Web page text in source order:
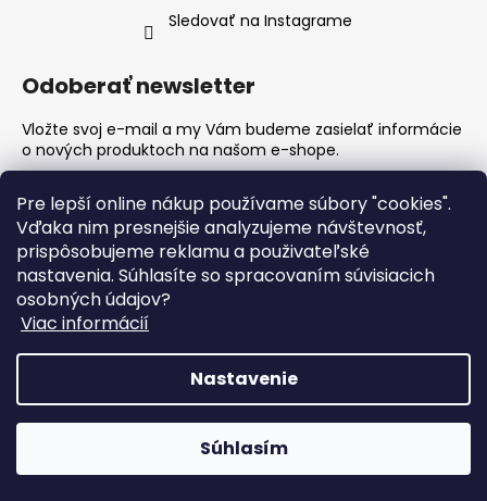
Pre lepší online nákup používame súbory "cookies".
Vďaka nim presnejšie analyzujeme návštevnosť,
prispôsobujeme reklamu a použivateľské
nastavenia. Súhlasíte so spracovaním súvisiacich
osobných údajov?
Viac informácií
Nastavenie
Súhlasím
🔥DOPRAVA ZADARMO 🚚 Na všetky nástenné hodiny alebo
Sledovať na Instagrame
Odoberať newsletter
Vložte svoj e-mail a my Vám budeme zasielať informácie
o nových produktoch na našom e-shope.
Vložením e-mailu súhlasíte spodmienkami ochrany
osobných údajov
PRIHLÁSIŤ SA
Copyright 2026Epoxy Woodwork SK. Všetky práva
Upraviť nastavenie cookies